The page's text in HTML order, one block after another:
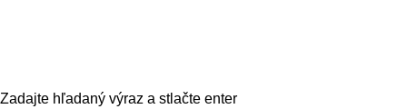
Zadajte hľadaný výraz a stlačte enter